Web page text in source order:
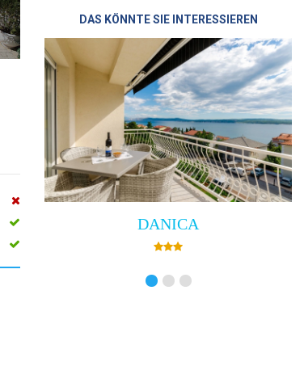
DAS KÖNNTE SIE INTERESSIEREN
DANICA